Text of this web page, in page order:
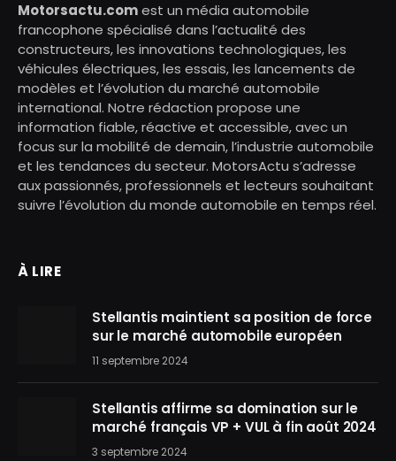
Motorsactu.comest un média automobile
francophone spécialisé dans l’actualité des
constructeurs, les innovations technologiques, les
véhicules électriques, les essais, les lancements de
modèles et l’évolution du marché automobile
international. Notre rédaction propose une
information fiable, réactive et accessible, avec un
focus sur la mobilité de demain, l’industrie automobile
et les tendances du secteur. MotorsActu s’adresse
aux passionnés, professionnels et lecteurs souhaitant
suivre l’évolution du monde automobile en temps réel.
À LIRE
Stellantis maintient sa position de force
sur le marché automobile européen
11 septembre 2024
Stellantis affirme sa domination sur le
marché français VP + VUL à fin août 2024
3 septembre 2024